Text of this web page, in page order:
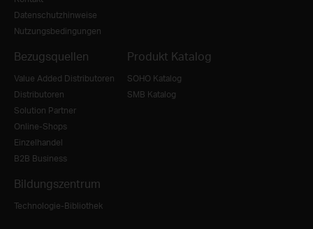
Datenschutzhinweise
Nutzungsbedingungen
Bezugsquellen
Value Added Distributoren
Distributoren
Solution Partner
Online-Shops
Einzelhandel
B2B Business
Produkt Katalog
SOHO Katalog
SMB Katalog
Bildungszentrum
Technologie-Bibliothek